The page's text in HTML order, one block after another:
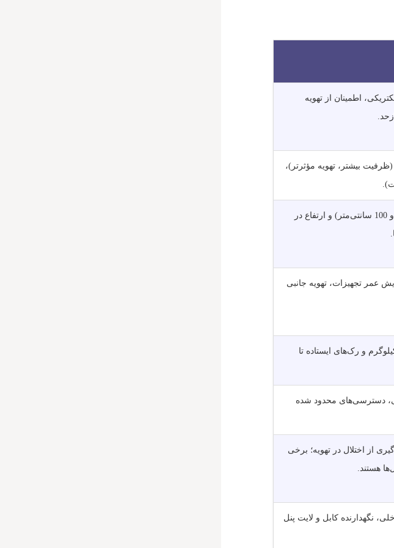
اطمینان از تهویه
بیشتر، تهویه مؤثرتر)،
عرض 19 اینچ، عمق‌های مختلف بسته به تجهیزات (60، 80، و 100 سانتی‌متر) و ارتفاع در
عمر تجهیزات، تهویه جانبی
به مدل دیواری یا ایستاده: رک‌های دیواری معمولاً 60 کیلوگرم و رک‌های ایستاده تا
دسترسی‌های محدود شده
از اختلال در تهویه؛ برخی
هستند.
نگهدارنده کابل و لایت پنل